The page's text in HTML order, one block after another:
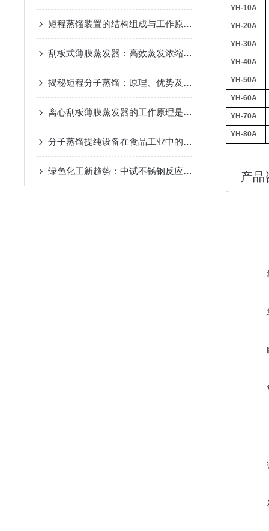
短程蒸馏装置的结构组成与工作原理 2024-10-17
刮板式薄膜蒸发器：高效蒸发浓缩设备的深度解析
揭秘短程分子蒸馏：原理、优势及未来发展趋势 2024-
离心刮板薄膜蒸发器的工作原理是什么？ 2024-08-27
分子蒸馏提纯设备在食品工业中的应用 2024-08-22
绿色化工新趋势：中试不锈钢反应釜的环保应用 2024-
YH-10A
YH-20A
YH-30A
YH-40A
YH-50A
YH-60A
YH-70A
YH-80A
产品